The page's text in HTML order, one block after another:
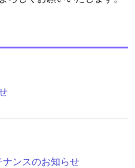
ナンスのお知らせ